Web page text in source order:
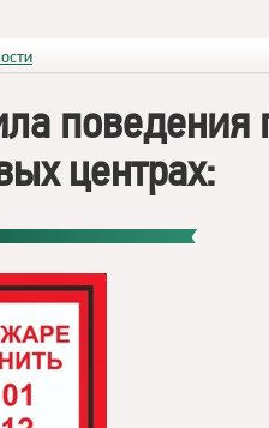
поведения
центрах: